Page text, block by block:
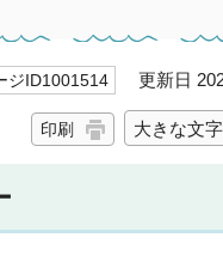
ジID1001514 更新日
印刷 大きな文